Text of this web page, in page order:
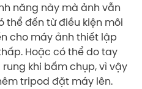
năng này mà ảnh vẫn
thể đến từ điều kiện môi
cho máy ảnh thiết lập
Hoặc có thể do tay
khi bấm chụp, vì vậy
tripod đặt máy lên.